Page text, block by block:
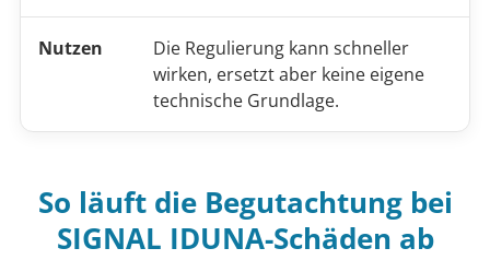
Nutzen
Die Regulierung kann schneller
wirken, ersetzt aber keine eigene
technische Grundlage.
So läuft die Begutachtung bei
SIGNAL IDUNA-Schäden ab